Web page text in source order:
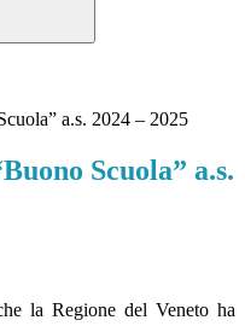
a.s. 2024 – 2025
Scuola” a.s.
la Regione del Veneto ha